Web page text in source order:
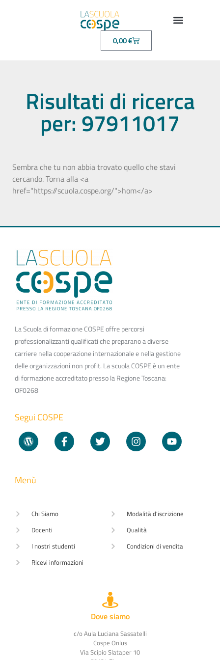
0,00€
Risultati di ricerca
per: 97911017
Sembra che tu non abbia trovato quello che stavi
cercando. Torna alla <a
href="https://scuola.cospe.org/">hom</a>
La Scuola di formazione COSPE offre percorsi
professionalizzanti qualificati che preparano a diverse
carriere nella cooperazione internazionale e nella gestione
delle organizzazioni non profit. La scuola COSPE è un ente
di formazione accreditato presso la Regione Toscana:
OF0268
Segui COSPE
Menù
Chi Siamo
Docenti
I nostri studenti
Ricevi informazioni
Modalità d'iscrizione
Qualità
Condizioni di vendita
Dove siamo
c/o Aula Luciana Sassatelli
Cospe Onlus
Via Scipio Slataper 10